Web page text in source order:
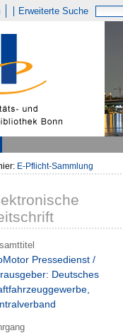
Erweiterte Suche
E-Pflicht-Sammlung
Pressedienst /
Deutsches